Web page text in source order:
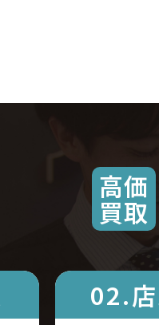
高価
買取
02.